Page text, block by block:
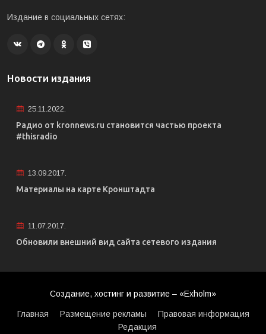
Издание в социальных сетях:
Новости издания
25.11.2022.
Радио от kronnews.ru становится частью проекта
#thisradio
13.09.2017.
Материалы на карте Кронштадта
11.07.2017.
Обновили внешний вид сайта сетевого издания
Создание, хостинг и развитие – «Exholm»
Главная Размещение рекламы
Правовая информация
Редакция